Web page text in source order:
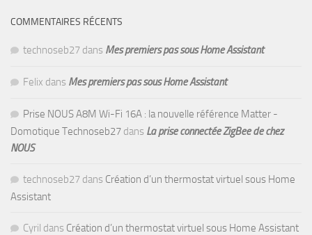
COMMENTAIRES RÉCENTS
technoseb27 dans Mes premiers pas sous Home Assistant
Felix dans Mes premiers pas sous Home Assistant
Prise NOUS A8M Wi-Fi 16A : la nouvelle référence Matter -
Domotique Technoseb27 dans La prise connectée ZigBee de chez
NOUS
technoseb27 dans Création d’un thermostat virtuel sous Home
Assistant
Cyril dans Création d’un thermostat virtuel sous Home Assistant